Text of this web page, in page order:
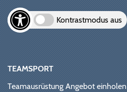
Kontrastmodus aus
TEAMSPORT
Teamausrüstung Angebot einholen